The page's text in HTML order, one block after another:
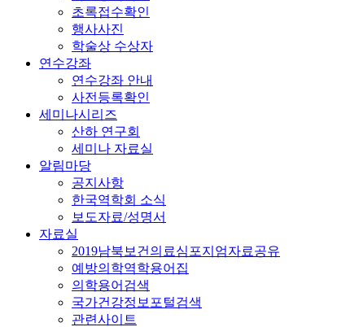
초록접수확인
행사사진
학술상 수상자
연수강좌
연수강좌 안내
사전등록확인
세미나시리즈
산하 연구회
세미나 자료실
알림마당
공지사항
한국역학회 소식
보도자료/성명서
자료실
2019남북보건의료심포지엄자료공유
예방의학역학용어집
의학용어검색
국가건강정보포털검색
관련사이트